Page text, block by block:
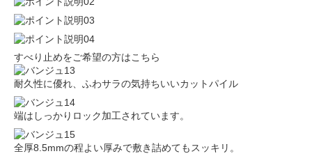
すべり止めをご希望の方はこちら
耐久性に優れ、ふわサラの気持ちいいカットパイル
端はしっかりロック加工されています。
全厚8.5mmの程よい厚みで敷き詰めてもスッキリ。